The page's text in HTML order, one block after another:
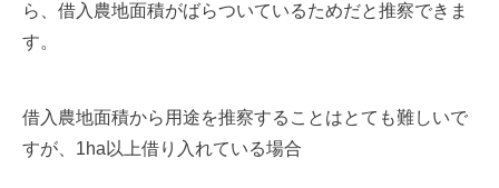
ら、借入農地面積がばらついているためだと推察できま
す。
借入農地面積から用途を推察することはとても難しいで
すが、1ha以上借り入れている場合